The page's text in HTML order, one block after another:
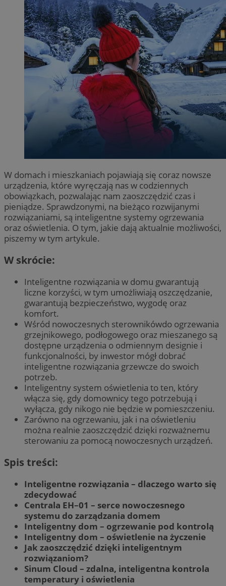
W domach i mieszkaniach pojawiają się coraz nowsze
urządzenia, które wyręczają nas w codziennych
obowiązkach, pozwalając nam zaoszczędzić czas i
pieniądze. Sprawdzonymi, na bieżąco rozwijanymi
rozwiązaniami, są inteligentne systemy ogrzewania
oraz oświetlenia. O tym, jakie dają aktualnie możliwości,
piszemy w tym artykule.
W skrócie:
Inteligentne rozwiązania w domu gwarantują
liczne korzyści, w tym umożliwiają oszczędzanie,
gwarantują bezpieczeństwo, wygodę oraz
komfort.
Wśród nowoczesnych sterownikówdo ogrzewania
grzejnikowego, podłogowego oraz mieszanego są
dostępne urządzenia o odmiennym designie i
funkcjonalności, by inwestor mógł dobrać
inteligentne rozwiązania grzewcze do swoich
potrzeb.
Inteligentny system oświetlenia to ten, który
włącza się, gdy domownicy tego potrzebują i
wyłącza, gdy nikogo nie będzie w pomieszczeniu.
Zarówno na ogrzewaniu, jak i na oświetleniu
można realnie zaoszczędzić dzięki rozważnemu
sterowaniu za pomocą nowoczesnych urządzeń.
Spis treści:
Inteligentne rozwiązania – dlaczego warto się
zdecydować
Centrala EH–01 – serce nowoczesnego
systemu do zarządzania domem
Inteligentny dom – ogrzewanie pod kontrolą
Inteligentny dom – oświetlenie na życzenie
Jak zaoszczędzić dzięki inteligentnym
rozwiązaniom?
Sinum Cloud – zdalna, inteligentna kontrola
temperatury i oświetlenia